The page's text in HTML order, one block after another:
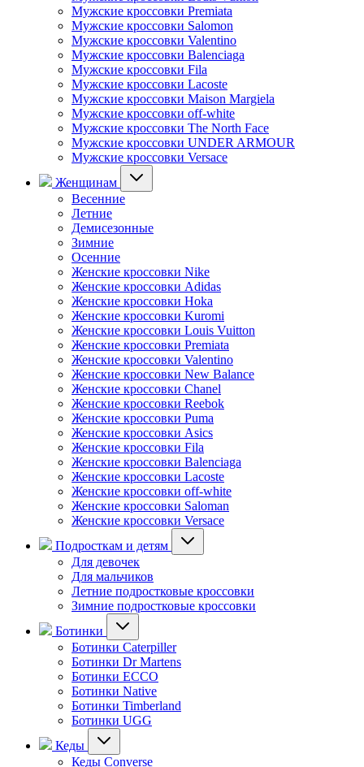
Мужские кроссовки Premiata
Мужские кроссовки Salomon
Мужские кроссовки Valentino
Мужские кроссовки Balenciaga
Мужские кроссовки Fila
Мужские кроссовки Lacoste
Мужские кроссовки Maison Margiela
Мужские кроссовки off-white
Мужские кроссовки The North Face
Мужские кроссовки UNDER ARMOUR
Мужские кроссовки Versace
Женщинам
Весенние
Летние
Демисезонные
Зимние
Осенние
Женские кроссовки Nike
Женские кроссовки Adidas
Женские кроссовки Hoka
Женские кроссовки Kuromi
Женские кроссовки Louis Vuitton
Женские кроссовки Premiata
Женские кроссовки Valentino
Женские кроссовки New Balance
Женские кроссовки Chanel
Женские кроссовки Reebok
Женские кроссовки Puma
Женские кроссовки Asics
Женские кроссовки Fila
Женские кроссовки Balenciaga
Женские кроссовки Lacoste
Женские кроссовки off-white
Женские кроссовки Saloman
Женские кроссовки Versace
Подросткам и детям
Для девочек
Для мальчиков
Летние подростковые кроссовки
Зимние подростковые кроссовки
Ботинки
Ботинки Caterpiller
Ботинки Dr Martens
Ботинки ECCO
Ботинки Native
Ботинки Timberland
Ботинки UGG
Кеды
Кеды Converse